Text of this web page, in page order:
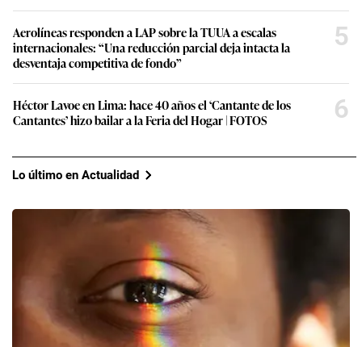
Aerolíneas responden a LAP sobre la TUUA a escalas
internacionales: “Una reducción parcial deja intacta la
desventaja competitiva de fondo”
5
Héctor Lavoe en Lima: hace 40 años el ‘Cantante de los
Cantantes’ hizo bailar a la Feria del Hogar | FOTOS
6
Lo último en Actualidad